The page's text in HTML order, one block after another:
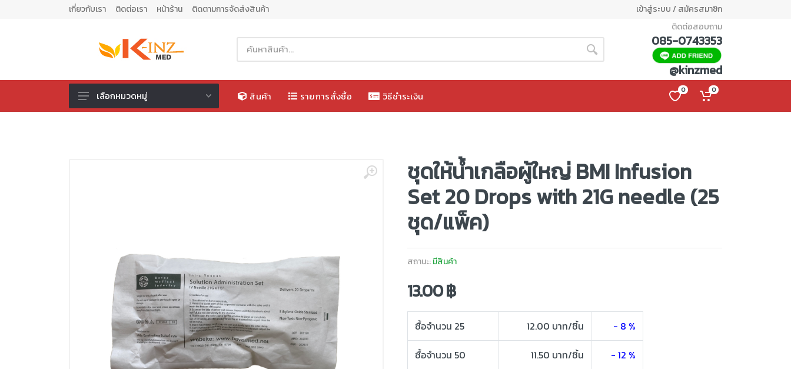
เกี่ยวกับเรา ติดต่อเรา หน้าร้าน ติดตามการจัดส่งสินค้า
เข้าสู่ระบบ / สมัครสมาชิก
ติดต่อสอบถาม
085-0743353
@kinzmed
เลือกหมวดหมู่ สินค้า รายการสั่งซื้อ วิธีชำระเงิน 0 0
ชุดให้น้ำเกลือผู้ใหญ่ BMI Infusion
Set 20 Drops with 21G needle (25
ชุด/แพ็ค)
สถานะ:มีสินค้า
13.00 ฿
ซื้อจำนวน 25 12.00 บาท/ชิ้น - 8 %
ซื้อจำนวน 50 11.50 บาท/ชิ้น - 12 %